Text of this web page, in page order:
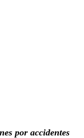
por accidentes